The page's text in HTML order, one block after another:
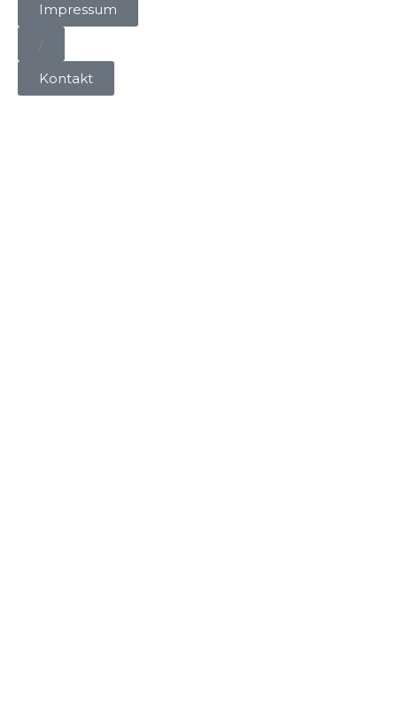
Impressum
/
Kontakt